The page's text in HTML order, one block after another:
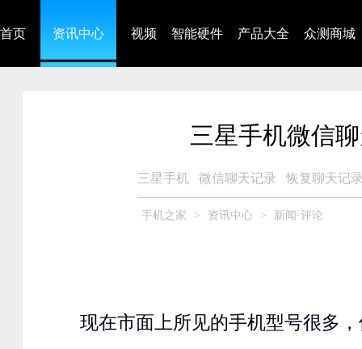
首页 资讯中心 视频 智能硬件 产品大全 众测商城
三星手机微信
三星手机 微信聊天记录 恢复聊天记
手机之家 > 资讯中心 > 新闻·评论
现在市面上所见的手机型号很多